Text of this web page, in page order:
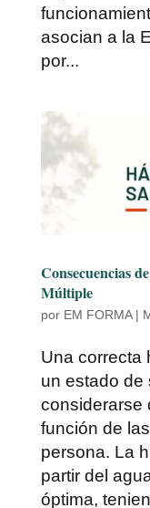
asocian a la
por...
Consecuencias
Múltiple
por EM FORMA|
Una correcta
un estado de
considerarse
función de
persona. La
partir del
óptima,